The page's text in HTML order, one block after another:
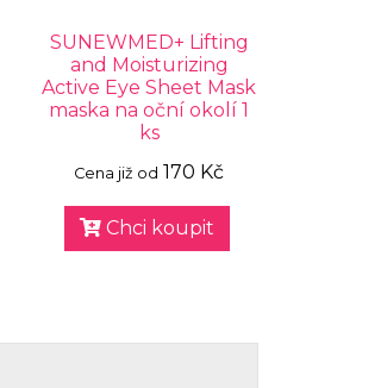
SUNEWMED+ Lifting
and Moisturizing
Active Eye Sheet Mask
maska na oční okolí 1
ks
Cena již od 170 Kč
Chci koupit